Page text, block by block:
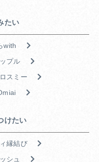
たい
with
プル
スミー
けたい
縁結び
シュ